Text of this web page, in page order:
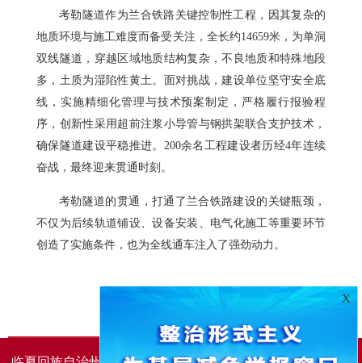
考勒隧道作为兰合铁路关键控制性工程，因其复杂的
地质环境与施工难度而备受关注，全长约14659米，为单洞
双线隧道，穿越区域地质结构复杂，不良地质和特殊地段
多，土质为湿陷性黄土。面对挑战，建设单位坚守安全底
线，实施精细化管理与技术预案制定，严格履行报验程
序，创新性采用超前注浆小导管与钢拱架联合支护技术，
确保隧道建设平稳推进。200余名工程建设者历经4年连续
奋战，最终迎来贯通时刻。
考勒隧道的贯通，打通了兰合铁路建设的关键瓶颈，
不仅为后续轨道铺设、设备安装、电气化施工等重要环节
创造了实施条件，也为全线通车注入了强劲动力。
X